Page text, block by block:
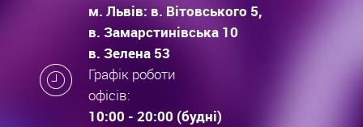
м. Львів: в. Вітовського 5,
в. Замарстинівська 10
в. Зелена 53
Графік роботи
офісів:
10:00 - 20:00 (будні)